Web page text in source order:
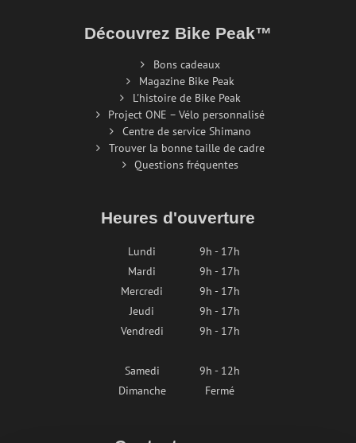
Découvrez Bike Peak™
Bons cadeaux
Magazine Bike Peak
L'histoire de Bike Peak
Project ONE – Vélo personnalisé
Centre de service Shimano
Trouver la bonne taille de cadre
Questions fréquentes
Heures d'ouverture
Lundi
9h - 17h
Mardi
9h - 17h
Mercredi
9h - 17h
Jeudi
9h - 17h
Vendredi
9h - 17h
Samedi
9h - 12h
Dimanche
Fermé